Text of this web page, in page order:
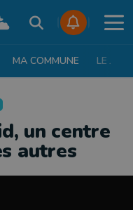
MA COMMUNE LE JT
un centre
autres